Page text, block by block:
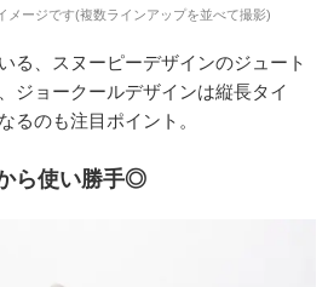
ージです(複数ラインアップを並べて撮影)
る、スヌーピーデザインのジュート
ジョークールデザインは縦長タイ
るのも注目ポイント。
ら使い勝手◎